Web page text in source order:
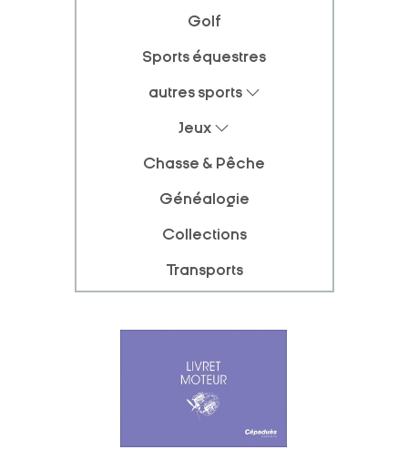
Golf
Sports équestres
autres sports
Jeux
Chasse & Pêche
Généalogie
Collections
Transports